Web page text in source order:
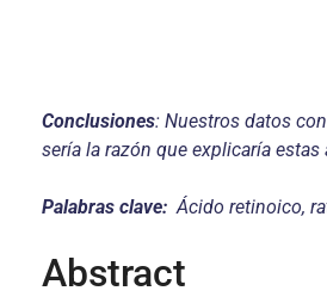
Conclusiones: Nuestros datos
sería la razón que explicaría estas
Palabras clave:Ácido retinoico,
Abstract